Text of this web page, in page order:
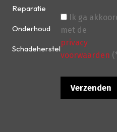
Reparatie
Onderhoud
Schadeherstel
Ik ga
met de
privacy
voorwaarden